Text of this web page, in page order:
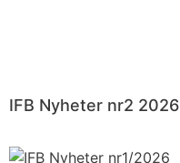
IFB Nyheter nr2 2026